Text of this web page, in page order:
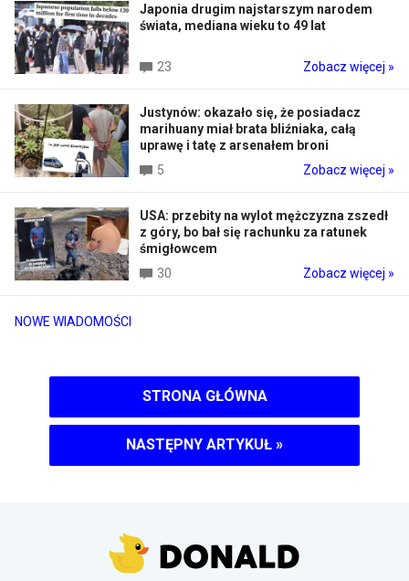
NOWE WIADOMOŚCI
Japonia drugim najstarszym narodem
świata, mediana wieku to 49 lat
23 Zobacz więcej »
Justynów: okazało się, że posiadacz
marihuany miał brata bliźniaka, całą
uprawę i tatę z arsenałem broni
5
Zobacz więcej »
USA: przebity na wylot mężczyzna zszedł
z góry, bo bał się rachunku za ratunek
śmigłowcem
30
Zobacz więcej »
STRONA GŁÓWNA
NASTĘPNY ARTYKUŁ »